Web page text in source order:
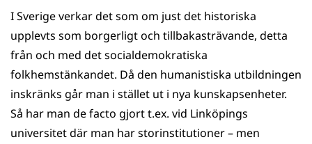
I Sverige verkar det som om just det historiska
upplevts som borgerligt och tillbakasträvande, detta
från och med det socialdemokratiska
folkhemstänkandet. Då den humanistiska utbildningen
inskränks går man i stället ut i nya kunskapsenheter.
Så har man de facto gjort t.ex. vid Linköpings
universitet där man har storinstitutioner – men